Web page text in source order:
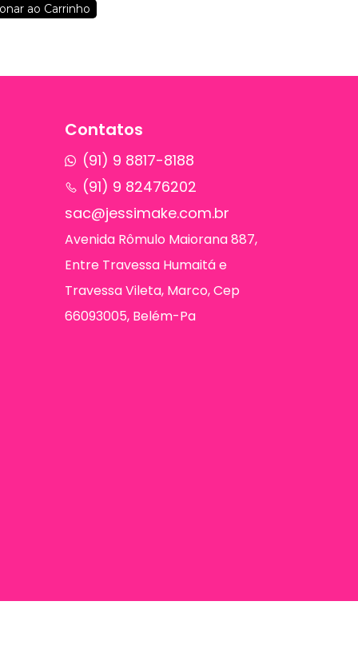
ao Carrinho
Contatos
(91) 9 8817-8188
(91) 9 82476202
sac@jessimake.com.br
Avenida Rômulo Maiorana 887,
Entre Travessa Humaitá e
Travessa Vileta, Marco, Cep
66093005, Belém-Pa